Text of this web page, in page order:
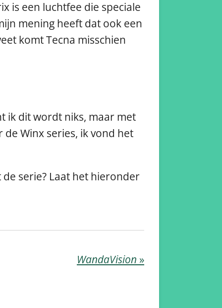
is een luchtfee die speciale
mening heeft dat ook een
komt Tecna misschien
ik dit wordt niks, maar met
Winx series, ik vond het
de serie? Laat het hieronder
WandaVision »